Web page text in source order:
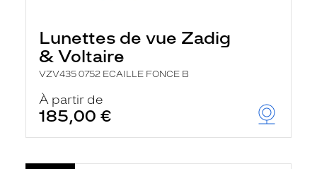
Lunettes de vue Zadig
& Voltaire
VZV435 0752 ECAILLE FONCE B
À partir de
185,00 €